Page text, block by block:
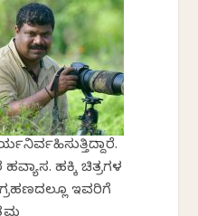
ಹಕ್ಕಿ ಚಿತ್ರಗಳ
ಇವರಿಗೆ